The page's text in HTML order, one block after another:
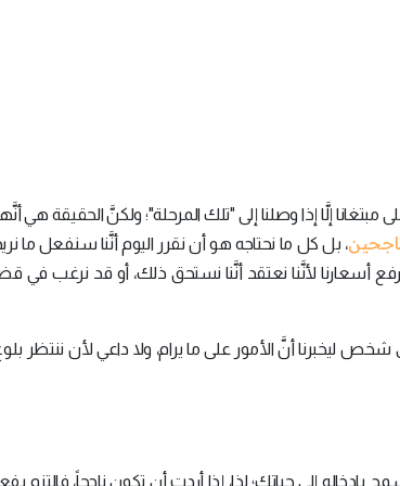
إلَّا إذا وصلنا إلى "تلك المرحلة"؛ ولكنَّ الحقيقة هي
، بل كل ما نحتاجه هو أن نقرر اليوم أنَّنا سنفعل ما
أسعارنا لأنَّنا نعتقد أنَّنا نستحق ذلك، أو قد نرغب في
شخص ليخبرنا أنَّ الأمور على ما يرام، ولا داعي لأن ننتظر
بإدخاله إلى حياتك؛ لذا، إذا أردت أن تكون ناجحاً، فالتزم